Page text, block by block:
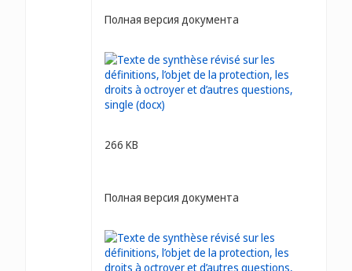
Полная версия документа
266 KB
Полная версия документа